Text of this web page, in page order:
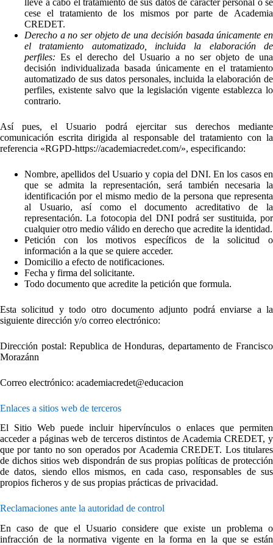
cese el tratamiento de los mismos por parte de Academia
CREDET.
Derecho a no ser objeto de una decisión basada únicamente en
el tratamiento automatizado, incluida la elaboración de
perfiles: Es el derecho del Usuario a no ser objeto de una
decisión individualizada basada únicamente en el tratamiento
automatizado de sus datos personales, incluida la elaboración de
perfiles, existente salvo que la legislación vigente establezca lo
contrario.
Así pues, el Usuario podrá ejercitar sus derechos mediante
comunicación escrita dirigida al responsable del tratamiento con la
referencia «RGPD-https://academiacredet.com/», especificando:
Nombre, apellidos del Usuario y copia del DNI. En los casos en
que se admita la representación, será también necesaria la
identificación por el mismo medio de la persona que representa
al Usuario, así como el documento acreditativo de la
representación. La fotocopia del DNI podrá ser sustituida, por
cualquier otro medio válido en derecho que acredite la identidad.
Petición con los motivos específicos de la solicitud o
información a la que se quiere acceder.
Domicilio a efecto de notificaciones.
Fecha y firma del solicitante.
Todo documento que acredite la petición que formula.
Esta solicitud y todo otro documento adjunto podrá enviarse a la
siguiente dirección y/o correo electrónico:
Dirección postal: Republica de Honduras, departamento de Francisco
Morazánn
Correo electrónico: academiacredet@educacion
Enlaces a sitios web de terceros
El Sitio Web puede incluir hipervínculos o enlaces que permiten
acceder a páginas web de terceros distintos de Academia CREDET, y
que por tanto no son operados por Academia CREDET. Los titulares
de dichos sitios web dispondrán de sus propias políticas de protección
de datos, siendo ellos mismos, en cada caso, responsables de sus
propios ficheros y de sus propias prácticas de privacidad.
Reclamaciones ante la autoridad de control
En caso de que el Usuario considere que existe un problema o
infracción de la normativa vigente en la forma en la que se están